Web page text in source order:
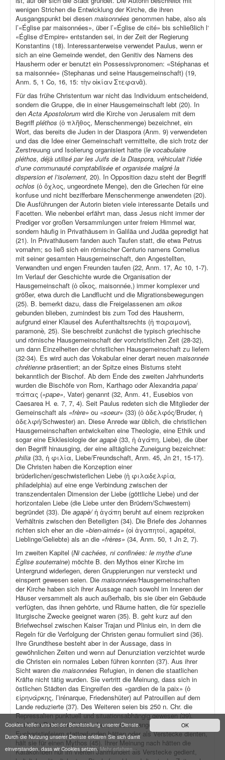
OK
Cookies helfen uns bei der Bereitstellung unserer Dienste.
Durch die Nutzung unserer Dienste erklären Sie sich damit
einverstanden, dass wir Cookies setzen.Mehr erfahren...
wenigen Strichen die Entwicklung der Kirche, die ihren
Ausgangspunkt bei diesen maisonnées genommen habe, also als
l’«Église par maisonnées», über l’«Église de cité» bis schließlich l‘
«Église d‘Empire» entstanden sei, in der Zeit der Regierung
Konstantins (18). Interessanterweise verwendet Paulus, wenn er
sich an eine Gemeinde wendet, den Genitiv des Namens des
Hausherrn oder er benutzt ein Possessivpronomen: «Stéphanas et
sa maisonnée» (Stephanas und seine Hausgemeinschaft) (19,
Anm. 5, 1 Co, 16, 15: τὴν οἰκίαν Στεφανᾶ).
Für das frühe Christentum war nicht das Individuum entscheidend,
sondern die Gruppe, die in einer Hausgemeinschaft lebt (20). In
denActa Apostolorum wird die Kirche von Jerusalem mit dem
Begriff pléthos (ὁ πλῆθος, Menschenmenge) bezeichnet, ein
Wort, das bereits die Juden in der Diaspora (Anm. 9) verwendeten
und das die Idee einer Gemeinschaft vermittelte, die sich trotz der
Zerstreuung und Isolierung organisiert hatte (le vocabulaire
pléthos, déjà utilisé par les Juifs de la Diaspora, véhiculait l’idée
d’une communauté comptabilisée et organisée malgré la
dispersion et l’isolement, 20). In Opposition dazu steht der Begriff
ochlos (ὁ ὄχλος, ungeordnete Menge), den die Griechen für eine
konfuse und nicht bezifferbare Menschenmenge anwendeten (20).
Die Ausführungen der Autorin bieten viele interessante Details und
Facetten. Wie nebenbei erfährt man, dass Jesus nicht immer der
Prediger vor großen Versammlungen unter freiem Himmel war,
sondern häufig in Privathäusern in Galiläa und Judäa gepredigt hat
(21). In Privathäusern fanden auch Taufen statt, die etwa Petrus
vornahm; so ließ sich ein römischer Centurio namens Cornelius
mit seiner gesamten Hausgemeinschaft, den Angestellten,
Verwandten und engen Freunden taufen (22, Anm. 17, Ac 10, 1-7).
Im Verlauf der Geschichte wurde die Organisation der
Hausgemeinschaft (ὁ οἶκος, maisonnée,) immer komplexer und
größer, etwa durch die Landflucht und die Migrationsbewegungen
(25). B. bemerkt dazu, dass die Freigelassenen am oikos
gebunden blieben, zumindest bis zum Tod des Hausherrn,
aufgrund einer Klausel des Aufenthaltsrechts (ἡ παραμονή,
paramonè, 25). Sie beschreibt zunächst die typisch griechische
und römische Hausgemeinschaft der vorchristlichen Zeit (28-32),
um dann Einzelheiten der christlichen Hausgemeinschaft zu liefern
(32-34). Es wird auch das Vokabular einer derart neuen maisonnée
chrétienne präsentiert; an der Spitze eines Bistums steht
bekanntlich der Bischof. Ab dem Ende des zweiten Jahrhunderts
wurden die Bischöfe von Rom, Karthago oder Alexandria papa/
πάπας («pape», Vater) genannt (32, Anm. 41, Eusebios von
Caesarea H. e. 7, 7, 4). Seit Paulus redeten sich die Mitglieder der
Gemeinschaft als «frère» ou «soeur» (33) (ὁ ἀδελφός/Bruder, ἡ
ἀδελφή/Schwester) an. Diese Anrede war üblich, die christlichen
Hausgemeinschaften entwickelten eine Theologie, eine Ethik und
sogar eine Ekklesiologie deragapè (33, ἡ ἀγάπη, Liebe), die über
den Begriff hinausging, der eine alltägliche Zuneigung bezeichnet:
philia (33, ἡ φιλία, Liebe/Freundschaft, Anm. 45, Jn 21, 15-17).
Die Christen haben die Konzeption einer
brüderlichen/geschwisterlichen Liebe (ἡ φιλαδελφία,
philadelphia) auf eine enge Verbindung zwischen der
transzendentalen Dimension der Liebe (göttliche Liebe) und der
horizontalen Liebe (die Liebe unter den Brüdern/Schwestern)
begründet (33). Die agapè/ἡ ἀγάπη beruht auf einem reziproken
Verhältnis zwischen den Beteiligten (34). Die Briefe des Johannes
richten sich eher an die «bien-aimés» (οἱ ἀγαπητοί, agapétoi,
Lieblinge/Geliebte) als an die «frères» (34, Anm. 50, 1 Jn 2, 7).
Im zweiten Kapitel (Ni cachées, ni confinées: le mythe d’une
Église souterraine) möchte B. den Mythos einer Kirche im
Untergrund widerlegen, deren Gruppierungen nur versteckt und
einsperrt gewesen seien. Die maisonnées/Hausgemeinschaften
der Kirche haben sich ihrer Aussage nach sowohl im Inneren der
Häuser versammelt als auch außerhalb, bis sie über ein Gebäude
verfügten, das ihnen gehörte, und Räume hatten, die für spezielle
liturgische Zwecke geeignet waren (35). B. geht kurz auf den
Briefwechsel zwischen Kaiser Trajan und Plinius ein, in dem die
Regeln für die Verfolgung der Christen genau formuliert sind (36).
Ihre Grundthese besteht aber in der Aussage, dass in
gewöhnlichen Zeiten und wenn auf Denunziation verzichtet wurde
die Christen ein normales Leben führen konnten (37). Aus ihrer
Sicht waren die maisonnées Refugien, in denen die staatlichen
Kräfte nicht tätig wurden. Sie vertritt die Meinung, dass sich in
östlichen Städten das Eingreifen des «gardien de la paix» (ὁ
εἰρηνάρκης, l’irénarque, Friedenshüter) auf Patrouillen auf dem
Lande reduzierte (37). Des Weiteren seien bis 250 n. Chr. die
Repressalien punktuell und situationsabhängig gewesen (39).
Auch die Rolle der Katakomben, in denen angeblich
Eucharistiefeiern stattgefunden hätten oder als Verstecke dienten,
hält sie für einen Mythos (45). Ihrer Meinung nach hätten die
Katakomben nur im vierten Jahrhundert als Verstecke gedient,